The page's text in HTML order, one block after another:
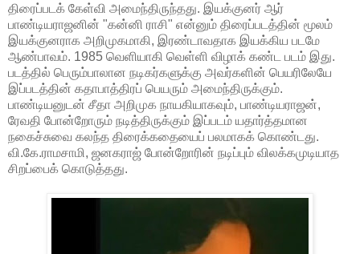
திரைப்படக் கேள்வி அமைந்திருந்தது. இயக்குனர் ஆர்
பாண்டியராஜனின் "கன்னி ராசி" என்னும் திரைப்படத்தின் மூலம்
இயக்குனராக அறிமுகமாகி, இரண்டாவதாக இயக்கிய படமே
ஆண்பாவம். 1985 வெளியாகி வெள்ளி விழாக் கண்ட படம் இது.
படத்தில் பெரும்பாலான நடிகர்களுக்கு அவர்களின் பெயரிலேயே
இப்படத்தின் கதாபாத்திரப் பெயரும் அமைந்திருக்கும்.
பாண்டியனுடன் சீதா அறிமுக நாயகியாகவும், பாண்டியராஜன்,
ரேவதி போன்றோரும் நடித்திருக்கும் இப்படம் யதார்த்தமான
நகைச்சுவை கலந்த திரைக்கதையைப் பலமாகக் கொண்டது.
வி.கே.ராமசாமி, ஜனகராஜ் போன்றோரின் நடிப்பும் விலக்கமுடியாத
சிறப்பைக் கொடுத்தது.